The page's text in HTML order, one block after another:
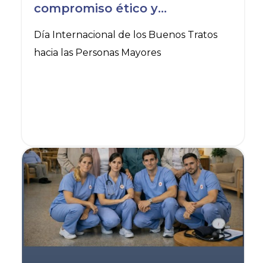
compromiso ético y
Día Internacional de los Buenos Tratos
hacia las Personas Mayores
Ver noticia